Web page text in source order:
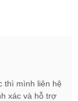
iPhone 11
sống động
màn hình này
thì mình liên hệ
xác và hỗ trợ